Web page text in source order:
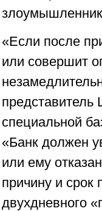
«Если после
или совершит
представитель
специальной
«Банк должен
или ему
причину и срок
двухдневного